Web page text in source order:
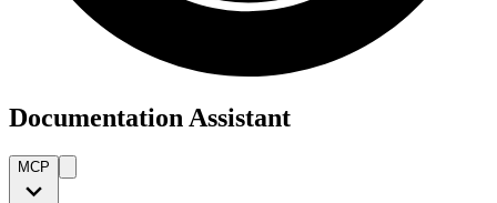
Documentation Assistant
MCP